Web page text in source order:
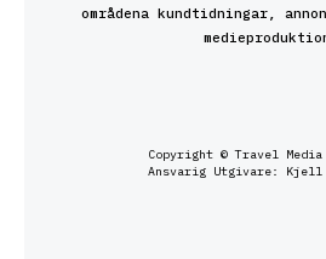
områdena kundtidningar,
Copyright © Travel Media
Ansvarig Utgivare: Kjell